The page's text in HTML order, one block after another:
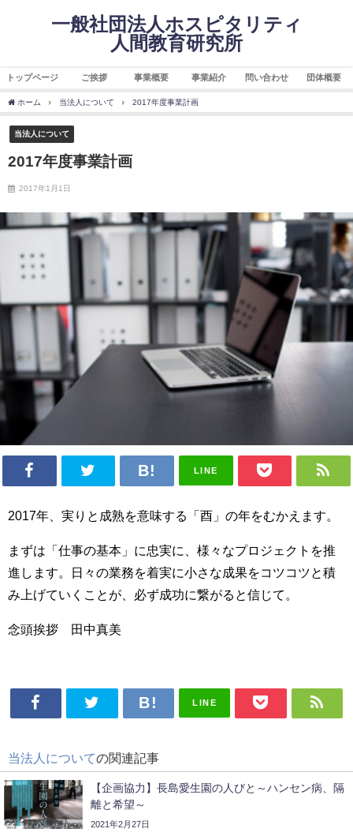
一般社団法人ホスピタリティ
人間教育研究所
トップページ ご挨拶 事業概要 事業紹介 問い合わせ 団体概要
ホーム 当法人について 2017年度事業計画
当法人について
2017年度事業計画
2017年1月1日
LINE
2017年、実りと成熟を意味する「酉」の年をむかえます。
まずは「仕事の基本」に忠実に、様々なプロジェクトを推
進します。日々の業務を着実に小さな成果をコツコツと積
み上げていくことが、必ず成功に繋がると信じて。
念頭挨拶 田中真美
LINE
当法人についての関連記事
【企画協力】長島愛生園の人びと～ハンセン病、隔
離と希望～
2021年2月27日